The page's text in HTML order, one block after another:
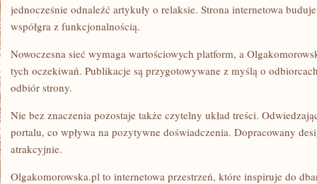
jednocześnie odnaleźć artykuły o relaksie. Strona internetowa
współgra z funkcjonalnością.
Nowoczesna sieć wymaga wartościowych platform, a
tych oczekiwań. Publikacje są przygotowywane z myślą o
odbiór strony.
Nie bez znaczenia pozostaje także czytelny układ treści.
portalu, co wpływa na pozytywne doświadczenia. Dopracowany
atrakcyjnie.
Olgakomorowska.pl to internetowa przestrzeń, które inspiruje do